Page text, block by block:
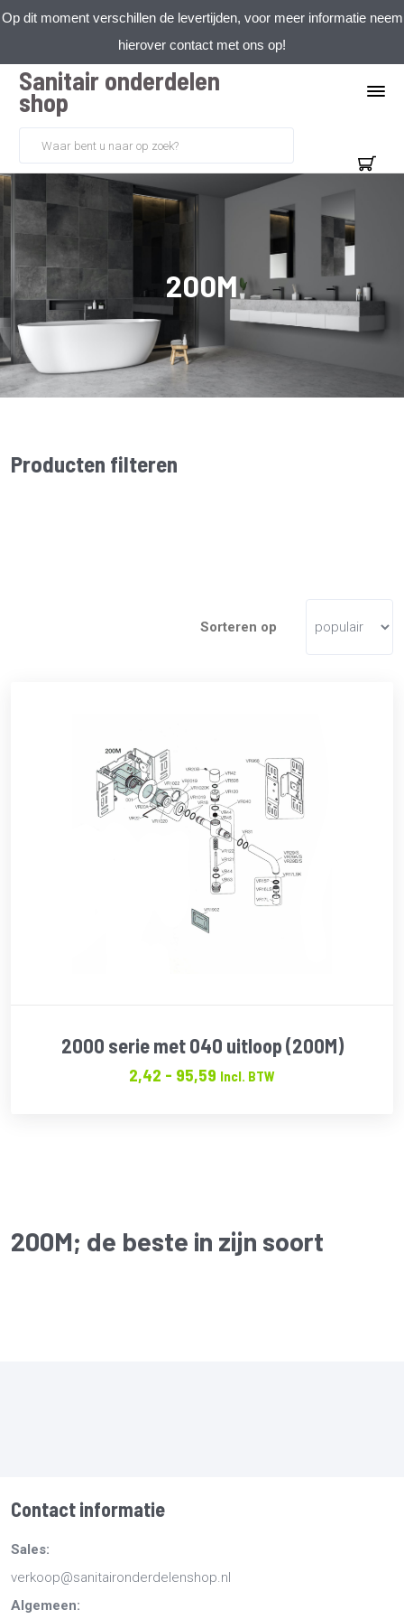
Op dit moment verschillen de levertijden, voor meer informatie neem
hierover contact met ons op!
Sanitair onderdelen
shop
200M
Sorteren op
2000 serie met 040 uitloop (200M)
2,42 - 95,59 Prijsklasse:
Incl. BTW
Producten filteren
200M; de beste in zijn soort
Contact informatie
Sales:
verkoop@sanitaironderdelenshop.nl
Algemeen: